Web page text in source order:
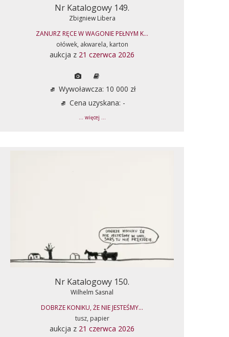
Nr Katalogowy 149.
Zbigniew Libera
ZANURZ RĘCE W WAGONIE PEŁNYM K...
ołówek, akwarela, karton
aukcja z 21 czerwca 2026
Wywoławcza: 10 000 zł
Cena uzyskana: -
... więcej ...
Nr Katalogowy 150.
Wilhelm Sasnal
DOBRZE KONIKU, ŻE NIE JESTEŚMY...
tusz, papier
aukcja z 21 czerwca 2026